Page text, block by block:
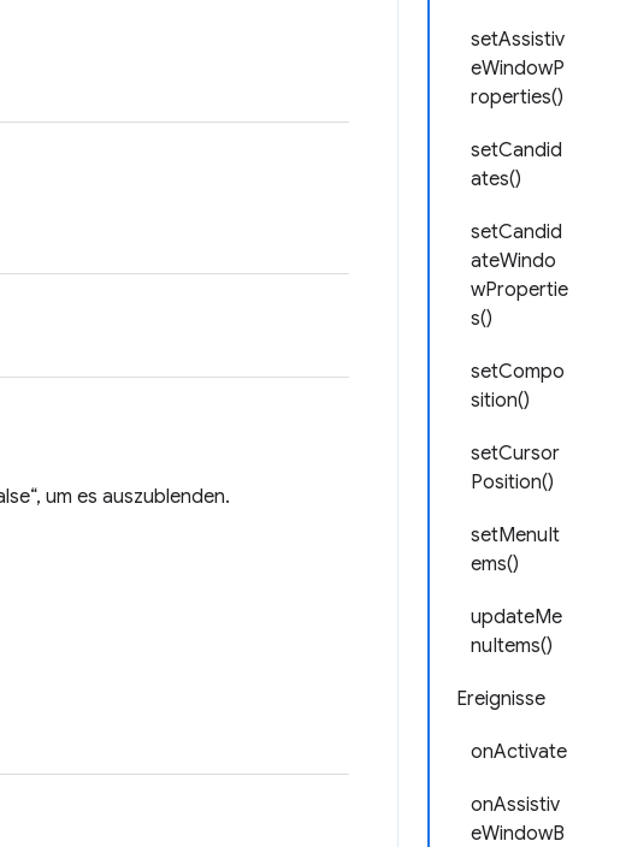
setAssistiv
eWindowP
roperties()
setCandid
ates()
setCandid
ateWindo
wPropertie
s()
setCompo
sition()
setCursor
Position()
setMenuIt
ems()
updateMe
nuItems()
Ereignisse
onActivate
onAssistiv
eWindowB
um es auszublenden.